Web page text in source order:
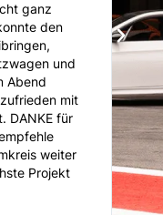
ganz
den
und
Abend
mit
DANKE für
weiter
Projekt